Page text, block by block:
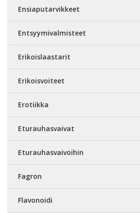
Ensiaputarvikkeet
Entsyymivalmisteet
Erikoislaastarit
Erikoisvoiteet
Erotiikka
Eturauhasvaivat
Eturauhasvaivoihin
Fagron
Flavonoidi